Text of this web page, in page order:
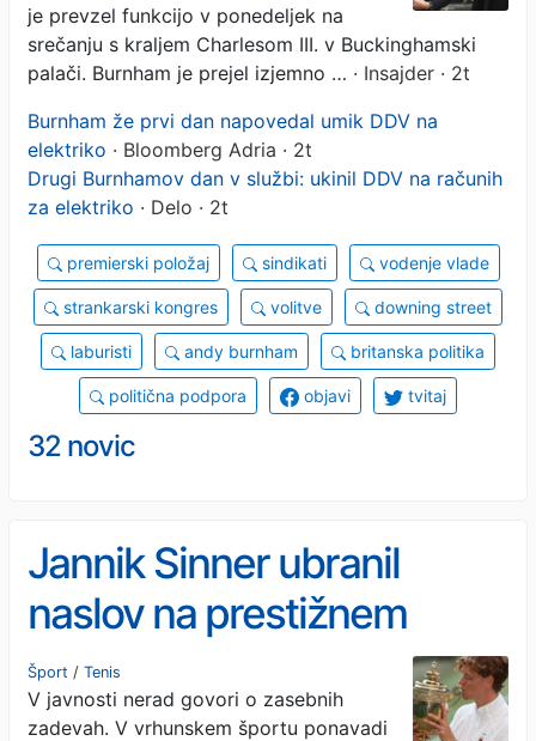
je prevzel funkcijo v ponedeljek na
srečanju s kraljem Charlesom III. v Buckinghamski
palači. Burnham je prejel izjemno … · Insajder · 2t
Burnham že prvi dan napovedal umik DDV na
elektriko · Bloomberg Adria · 2t
Drugi Burnhamov dan v službi: ukinil DDV na računih
za elektriko · Delo · 2t
premierski položaj sindikati vodenje vlade
strankarski kongres volitve downing street
laburisti andy burnham britanska politika
politična podpora objavi tvitaj
32 novic
Jannik Sinner ubranil
naslov na prestižnem
turnirju, nasmejana je bila
tudi njegova ljubezen
Šport / Tenis
V javnosti nerad govori o zasebnih
zadevah. V vrhunskem športu ponavadi